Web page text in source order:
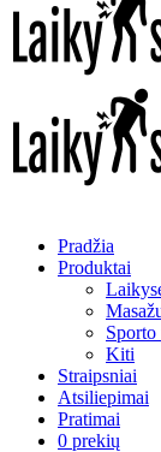
Pradžia
Produktai
Sporto
Kiti
Straipsniai
Atsiliepimai
Pratimai
0 prekių